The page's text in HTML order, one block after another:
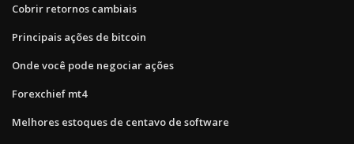
Cobrir retornos cambiais
Principais ações de bitcoin
Onde você pode negociar ações
Forexchief mt4
Melhores estoques de centavo de software